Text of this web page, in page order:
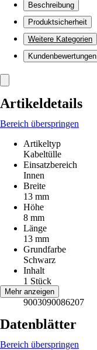
Beschreibung
Produktsicherheit
Weitere Kategorien
Kundenbewertungen
Artikeldetails
Bereich überspringen
Artikeltyp
Kabeltülle
Einsatzbereich
Innen
Breite
13 mm
Höhe
8 mm
Länge
13 mm
Grundfarbe
Schwarz
Inhalt
1 Stück
EAN
9003090086207
Mehr anzeigen
Datenblätter
Bereich überspringen